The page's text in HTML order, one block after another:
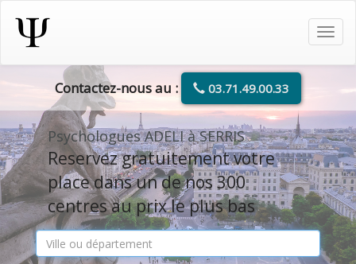
Contactez-nous au : 03.71.49.00.33
Psychologues ADELI à SERRIS
Reservez gratuitement votre
place dans un de nos 300
centres au prix le plus bas